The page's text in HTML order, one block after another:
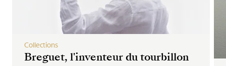
Breguet, l'inventeur du tourbillon
Collections